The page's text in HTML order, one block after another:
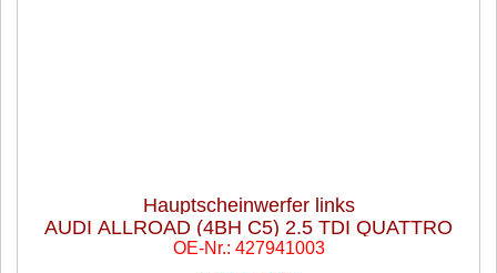
Hauptscheinwerfer links
AUDI ALLROAD (4BH C5) 2.5 TDI QUATTRO
OE-Nr.: 427941003